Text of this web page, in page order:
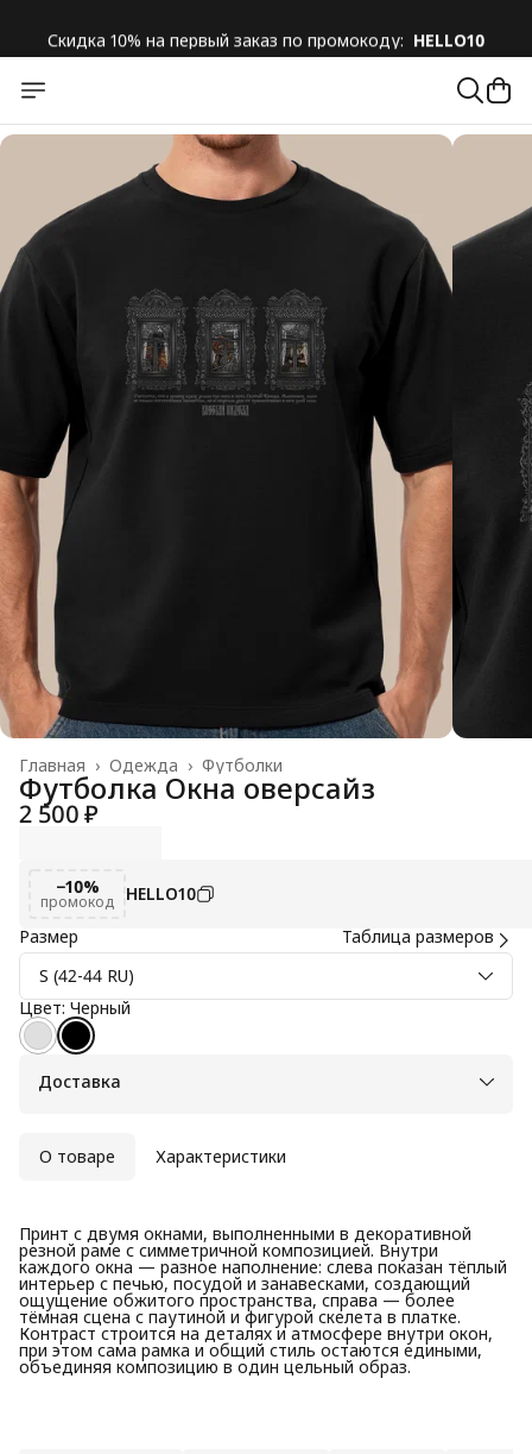
Скидка 10% на первый заказ по промокоду: HELLO10
Футболки
Одежда ›
Главная ›
Футболка Окна оверсайз
2 500 ₽
−10%
промокод
HELLO10
Размер
Таблица размеров
S (42-44 RU)
Цвет: Черный
Доставка
О товаре Характеристики
Принт с двумя окнами, выполненными в декоративной
резной раме с симметричной композицией. Внутри
каждого окна — разное наполнение: слева показан тёплый
интерьер с печью, посудой и занавесками, создающий
ощущение обжитого пространства, справа — более
тёмная сцена с паутиной и фигурой скелета в платке.
Контраст строится на деталях и атмосфере внутри окон,
при этом сама рамка и общий стиль остаются едиными,
объединяя композицию в один цельный образ.